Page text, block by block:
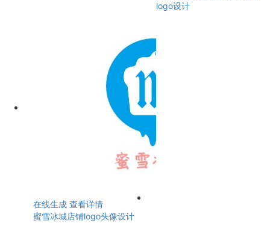
logo设计
在线生成 查看详情
蜜雪冰城店铺logo头像设计